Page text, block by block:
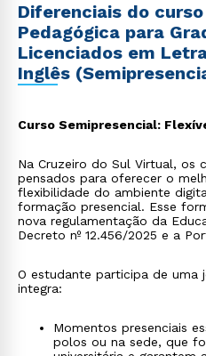
Diferenciais do
Pedagógica para
Licenciados em
Inglês
Curso Semipresencial:
Na Cruzeiro do Sul Virtual, os
pensados para oferecer o
flexibilidade do ambiente
formação presencial. Esse
nova regulamentação da
Decreto nº 12.456/2025 e a
O estudante participa de uma
integra:
Momentos presenciais
polos ou na sede, que